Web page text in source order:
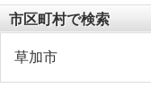
市区町村で検索
草加市